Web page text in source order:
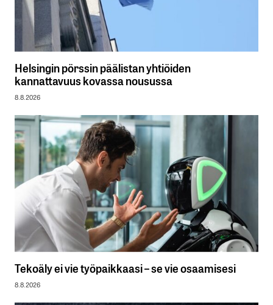
Helsingin pörssin päälistan yhtiöiden
kannattavuus kovassa nousussa
8.8.2026
Tekoäly ei vie työpaikkaasi – se vie osaamisesi
8.8.2026